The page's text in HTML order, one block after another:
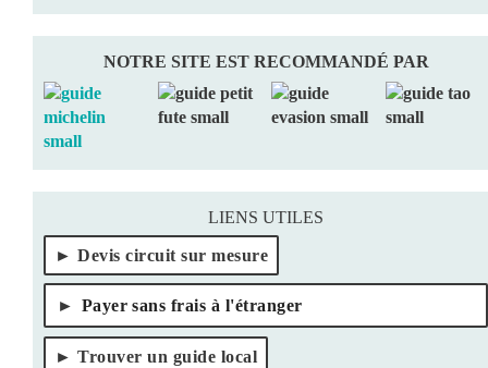
NOTRE SITE EST RECOMMANDÉ PAR
LIENS UTILES
Devis circuit sur mesure
Payer sans frais à l'étranger
Trouver un guide local